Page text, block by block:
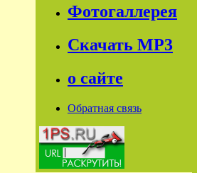
Фотогаллерея
Скачать МР3
о сайте
Обратная связь